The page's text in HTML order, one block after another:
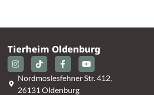
Tierheim Oldenburg
Nordmoslesfehner Str. 412,
26131 Oldenburg